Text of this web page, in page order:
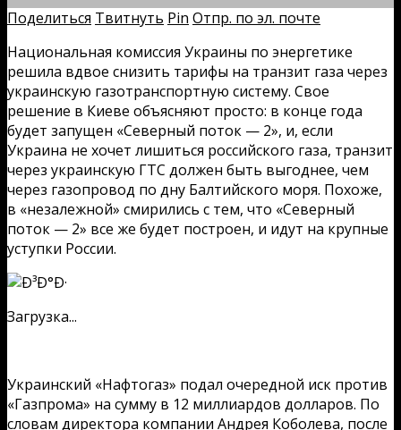
Поделиться Твитнуть Pin Отпр. по эл. почте
Национальная комиссия Украины по энергетике
решила вдвое снизить тарифы на транзит газа через
украинскую газотранспортную систему. Свое
решение в Киеве объясняют просто: в конце года
будет запущен «Северный поток — 2», и, если
Украина не хочет лишиться российского газа, транзит
через украинскую ГТС должен быть выгоднее, чем
через газопровод по дну Балтийского моря. Похоже,
в «незалежной» смирились с тем, что «Северный
поток — 2» все же будет построен, и идут на крупные
уступки России.
Загрузка...
Украинский «Нафтогаз» подал очередной иск против
«Газпрома» на сумму в 12 миллиардов долларов. По
словам директора компании Андрея Коболева, после